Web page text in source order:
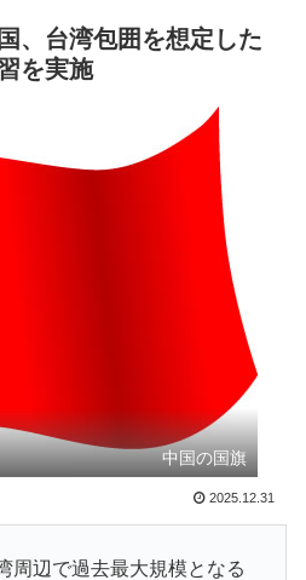
ドルって何なんだ、レシートを二
のをやめたもの…
の病院手術中に突然の大揺れが
がクリスタル・パレス加入へ
なクラブで良かった」
に停めた車がバチバチにブロック
がめっちゃおもろいｗｗｗ【タ
モ・パン・麺の4大主食、一生食
」
コ】心配する理由はこれだ
ル】
院で手術中に熊本地震が発生、大
、台湾包囲を想定した
を実施
中国の国旗
2025.12.31
周辺で過去最大規模となる